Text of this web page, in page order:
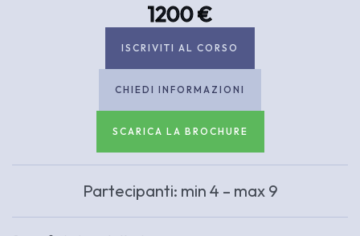
1200 €
ISCRIVITI AL CORSO
CHIEDI INFORMAZIONI
SCARICA LA BROCHURE
Partecipanti: min 4 – max 9